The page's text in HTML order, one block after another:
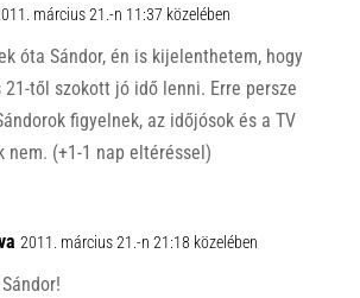
március 21.-n 11:37 közelében
óta Sándor, én is kijelenthetem, hogy
21-től szokott jó idő lenni. Erre persze
figyelnek, az időjósok és a TV
nem. (+1-1 nap eltéréssel)
2011. március 21.-n 21:18 közelében